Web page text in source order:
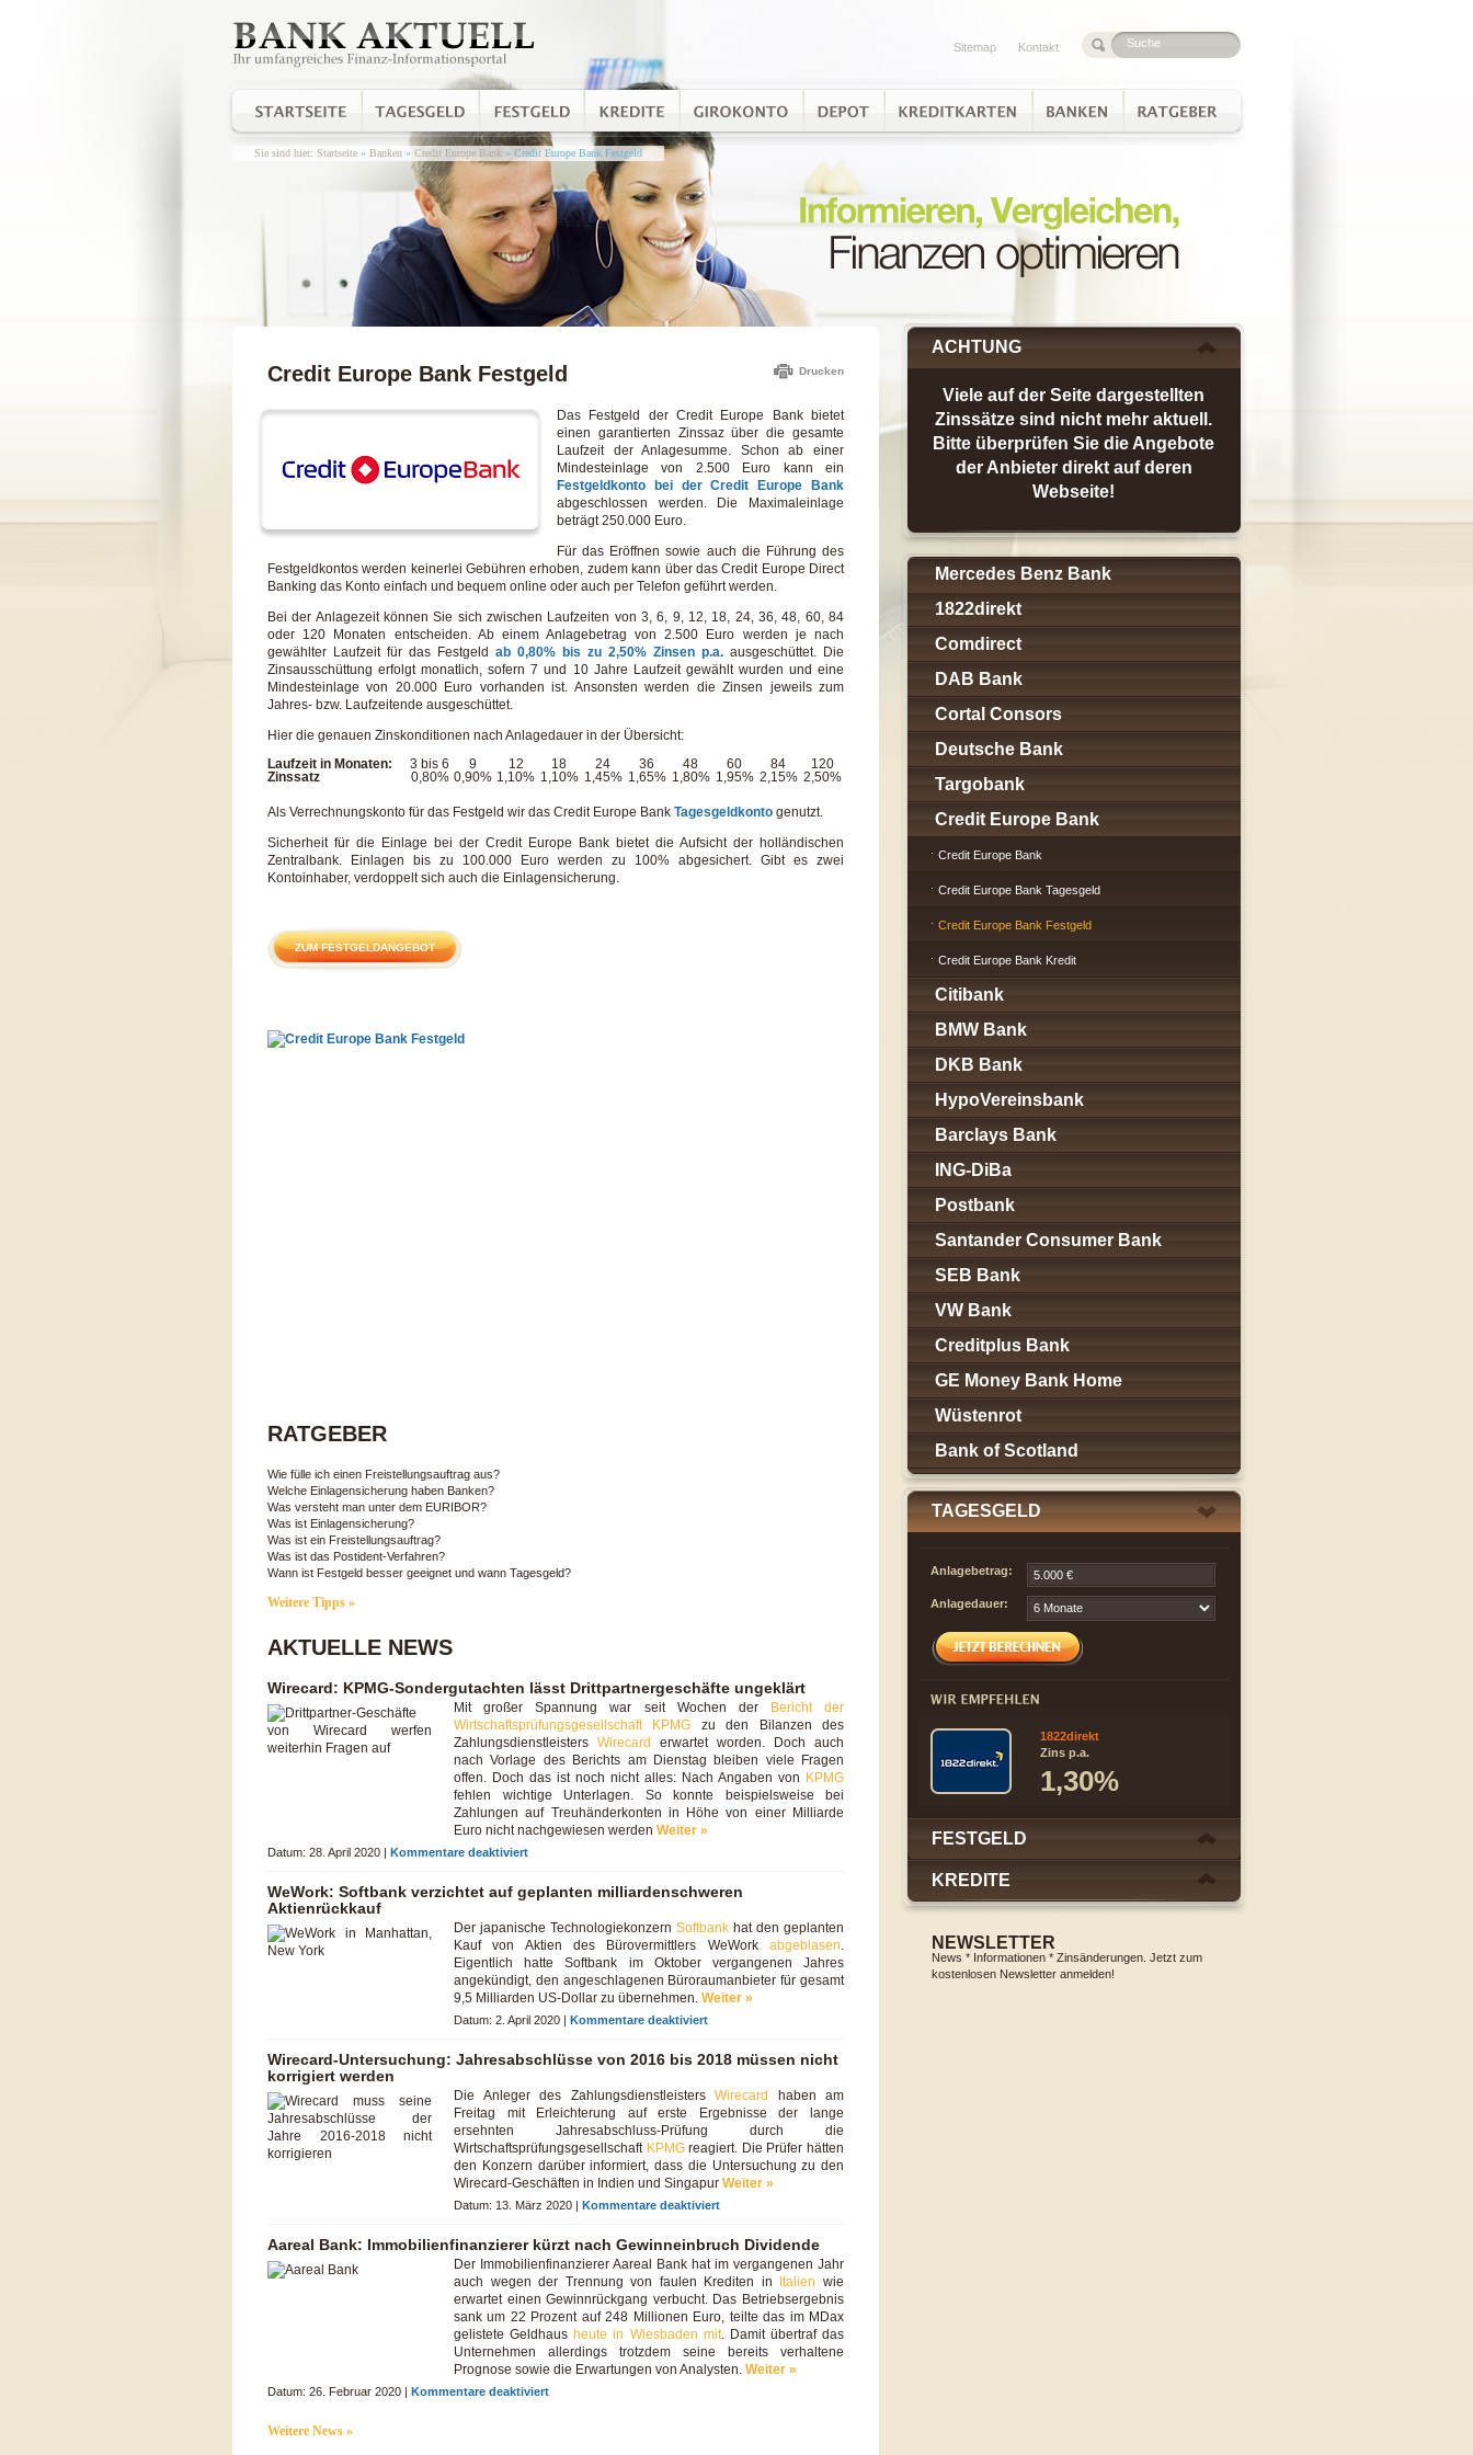
Sitemap Kontakt
Sie sind hier: Startseite » Banken » Credit Europe Bank » Credit Europe Bank Festgeld
Credit Europe Bank Festgeld
Das Festgeld der Credit Europe Bank bietet
einen garantierten Zinssaz über die gesamte
Laufzeit der Anlagesumme. Schon ab einer
Mindesteinlage von 2.500 Euro kann ein
Festgeldkonto bei der Credit Europe Bank
abgeschlossen werden. Die Maximaleinlage
beträgt 250.000 Euro.
Für das Eröffnen sowie auch die Führung des
Festgeldkontos werden keinerlei Gebühren erhoben, zudem kann über das Credit Europe Direct
Banking das Konto einfach und bequem online oder auch per Telefon geführt werden.
Bei der Anlagezeit können Sie sich zwischen Laufzeiten von 3, 6, 9, 12, 18, 24, 36, 48, 60, 84
oder 120 Monaten entscheiden. Ab einem Anlagebetrag von 2.500 Euro werden je nach
gewählter Laufzeit für das Festgeld ab 0,80% bis zu 2,50% Zinsen p.a. ausgeschüttet. Die
Zinsausschüttung erfolgt monatlich, sofern 7 und 10 Jahre Laufzeit gewählt wurden und eine
Mindesteinlage von 20.000 Euro vorhanden ist. Ansonsten werden die Zinsen jeweils zum
Jahres- bzw. Laufzeitende ausgeschüttet.
Hier die genauen Zinskonditionen nach Anlagedauer in der Übersicht:
Laufzeit in Monaten:
3 bis 6 9 12 18 24 36 48 60 84
120
Zinssatz
0,80% 0,90% 1,10% 1,10% 1,45% 1,65% 1,80% 1,95% 2,15% 2,50%
Als Verrechnungskonto für das Festgeld wir das Credit Europe Bank Tagesgeldkonto genutzt.
Sicherheit für die Einlage bei der Credit Europe Bank bietet die Aufsicht der holländischen
Zentralbank. Einlagen bis zu 100.000 Euro werden zu 100% abgesichert. Gibt es zwei
Kontoinhaber, verdoppelt sich auch die Einlagensicherung.
ZUM FESTGELDANGEBOT
Drucken
RATGEBER
Wie fülle ich einen Freistellungsauftrag aus?
Welche Einlagensicherung haben Banken?
Was versteht man unter dem EURIBOR?
Was ist Einlagensicherung?
Was ist ein Freistellungsauftrag?
Was ist das Postident-Verfahren?
Wann ist Festgeld besser geeignet und wann Tagesgeld?
Weitere Tipps »
AKTUELLE NEWS
Wirecard: KPMG-Sondergutachten lässt Drittpartnergeschäfte ungeklärt
Mit großer Spannung war seit Wochen der
Bericht der
Wirtschaftsprüfungsgesellschaft KPMG zu den Bilanzen des
Zahlungsdienstleisters Wirecard
erwartet worden. Doch auch
nach Vorlage des Berichts am Dienstag bleiben viele Fragen
offen. Doch das ist noch nicht alles: Nach Angaben von KPMG
fehlen wichtige Unterlagen. So konnte beispielsweise bei
Zahlungen auf Treuhänderkonten in Höhe von einer Milliarde
Euro nicht nachgewiesen werden Weiter »
Datum: 28. April 2020 | Kommentare deaktiviert
WeWork: Softbank verzichtet auf geplanten milliardenschweren
Aktienrückkauf
Der japanische Technologiekonzern Softbank hat den geplanten
Kauf von Aktien des Bürovermittlers WeWork abgeblasen.
Eigentlich hatte Softbank im Oktober vergangenen Jahres
angekündigt, den angeschlagenen Büroraumanbieter für gesamt
9,5 Milliarden US-Dollar zu übernehmen. Weiter »
Datum: 2. April 2020 | Kommentare deaktiviert
Wirecard-Untersuchung: Jahresabschlüsse von 2016 bis 2018 müssen nicht
korrigiert werden
Die Anleger des Zahlungsdienstleisters Wirecard
haben am
Freitag mit Erleichterung auf erste Ergebnisse der lange
ersehnten Jahresabschluss-Prüfung durch die
Wirtschaftsprüfungsgesellschaft KPMGreagiert. Die Prüfer hätten
den Konzern darüber informiert, dass die Untersuchung zu den
Wirecard-Geschäften in Indien und Singapur Weiter »
Datum: 13. März 2020 | Kommentare deaktiviert
Aareal Bank: Immobilienfinanzierer kürzt nach Gewinneinbruch Dividende
Der Immobilienfinanzierer Aareal Bank hat im vergangenen Jahr
auch wegen der Trennung von faulen Krediten in
Italien wie
erwartet einen Gewinnrückgang verbucht. Das Betriebsergebnis
sank um 22 Prozent auf 248 Millionen Euro, teilte das im MDax
gelistete Geldhaus heute in Wiesbaden mit. Damit übertraf das
Unternehmen allerdings trotzdem seine bereits verhaltene
Prognose sowie die Erwartungen von Analysten. Weiter »
Datum: 26. Februar 2020 | Kommentare deaktiviert
Weitere News »
ACHTUNG
Viele auf der Seite dargestellten
Zinssätze sind nicht mehr aktuell.
Bitte überprüfen Sie die Angebote
der Anbieter direkt auf deren
Webseite!
Mercedes Benz Bank
1822direkt
Comdirect
DAB Bank
Cortal Consors
Deutsche Bank
Targobank
Credit Europe Bank
Credit Europe Bank
Credit Europe Bank Tagesgeld
Credit Europe Bank Festgeld
Credit Europe Bank Kredit
Citibank
BMW Bank
DKB Bank
HypoVereinsbank
Barclays Bank
ING-DiBa
Postbank
Santander Consumer Bank
SEB Bank
VW Bank
Creditplus Bank
GE Money Bank Home
Wüstenrot
Bank of Scotland
TAGESGELD
Anlagebetrag:
Anlagedauer:
1822direkt
Zins p.a.
1,30%
FESTGELD
KREDITE
NEWSLETTER
News * Informationen * Zinsänderungen. Jetzt zum
kostenlosen Newsletter anmelden!